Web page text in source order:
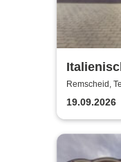
Otto
Remscheid,
Remscheid
19.09.2026